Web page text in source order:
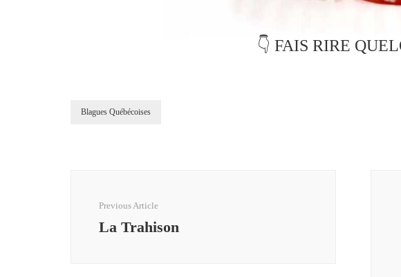
👇 FAIS RIRE
Blagues Québécoises
Previous Article
La Trahison